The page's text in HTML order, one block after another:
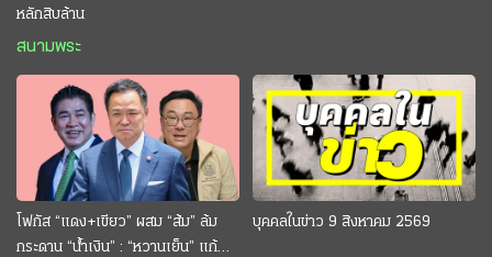
หลักสิบล้าน
สนามพระ
โฟกัส “แดง+เขียว” ผสม “ส้ม” ล้ม
กระดาน “นํ้าเงิน” : “หวานเย็น” แก้
บุคคลในข่าว 9 สิงหาคม 2569